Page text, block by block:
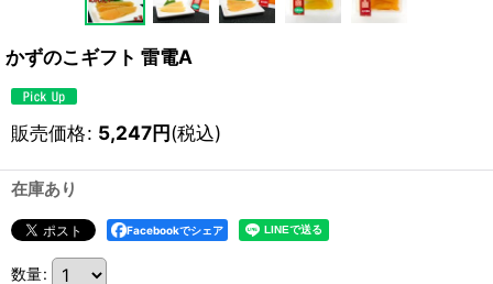
かずのこギフト 雷電A
販売価格: 5,247円(税込)
在庫あり
Facebookでシェア
数量: